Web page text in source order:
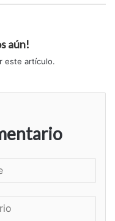
aún!
este artículo.